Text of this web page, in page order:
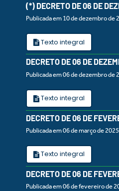
(*) DECRETO DE 06 DE
Publicada em 10 de dezembro de
Texto integral
DECRETO DE 06 DE
Publicada em 06 de dezembro de
Texto integral
DECRETO DE 06 DE
Publicada em 06 de março de 2025
Texto integral
DECRETO DE 06 DE
Publicada em 06 de fevereiro de